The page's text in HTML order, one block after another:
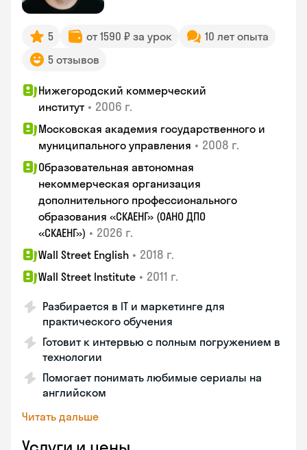
5 от 1590 ₽ за урок
10 лет опыта
5 отзывов
Нижегородский коммерческий
институт • 2006 г.
Московская академия государственного и
муниципального управления • 2008 г.
Образовательная автономная
некоммерческая организация
дополнительного профессионального
образования «СКАЕНГ» (ОАНО ДПО
«СКАЕНГ») • 2026 г.
Wall Street English • 2018 г.
Wall Street Institute • 2011 г.
Разбирается в IT и маркетинге для
практического обучения
Готовит к интервью с полным погружением в
технологии
Помогает понимать любимые сериалы на
английском
Читать дальше